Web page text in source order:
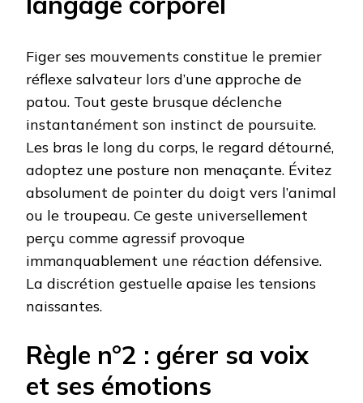
Figer ses mouvements constitue le premier
réflexe salvateur lors d’une approche de
patou. Tout geste brusque déclenche
instantanément son instinct de poursuite.
Les bras le long du corps, le regard détourné,
adoptez une posture non menaçante. Évitez
absolument de pointer du doigt vers l’animal
ou le troupeau. Ce geste universellement
perçu comme agressif provoque
immanquablement une réaction défensive.
La discrétion gestuelle apaise les tensions
naissantes.
Règle n°2 : gérer sa voix
et ses émotions